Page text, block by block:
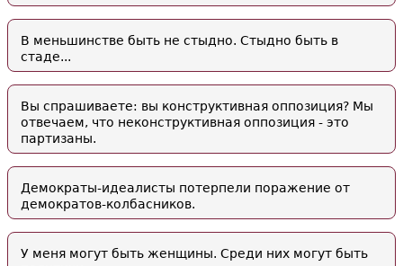
В меньшинстве быть не стыдно. Стыдно быть в
стаде...
Вы спрашиваете: вы конструктивная оппозиция? Мы
отвечаем, что неконструктивная оппозиция - это
партизаны.
Демократы-идеалисты потерпели поражение от
демократов-колбасников.
У меня могут быть женщины. Среди них могут быть